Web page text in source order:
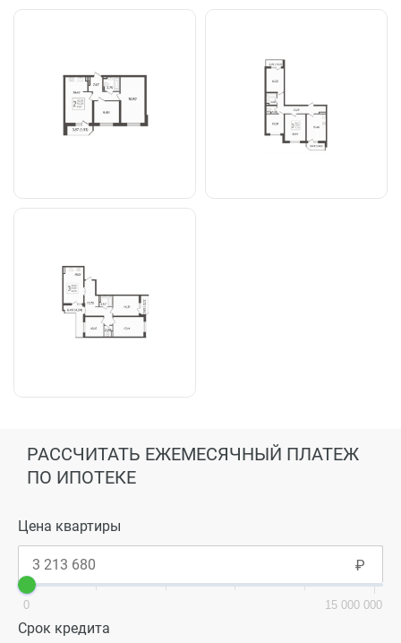
РАССЧИТАТЬ ЕЖЕМЕСЯЧНЫЙ ПЛАТЕЖ
ПО ИПОТЕКЕ
Цена квартиры
0 15 000 000
Срок кредита